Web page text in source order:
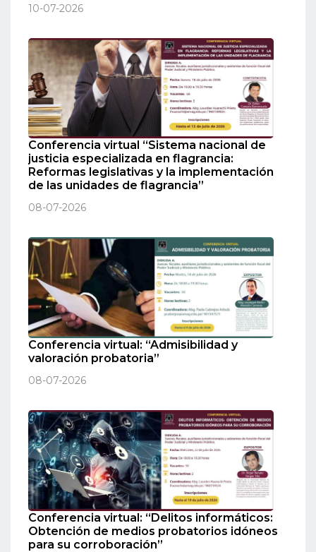
10-07-2026
Conferencia virtual “Sistema nacional de
justicia especializada en flagrancia:
Reformas legislativas y la implementación
de las unidades de flagrancia”
08-07-2026
Conferencia virtual: “Admisibilidad y
valoración probatoria”
08-07-2026
Conferencia virtual: “Delitos informáticos:
Obtención de medios probatorios idóneos
para su corroboración”